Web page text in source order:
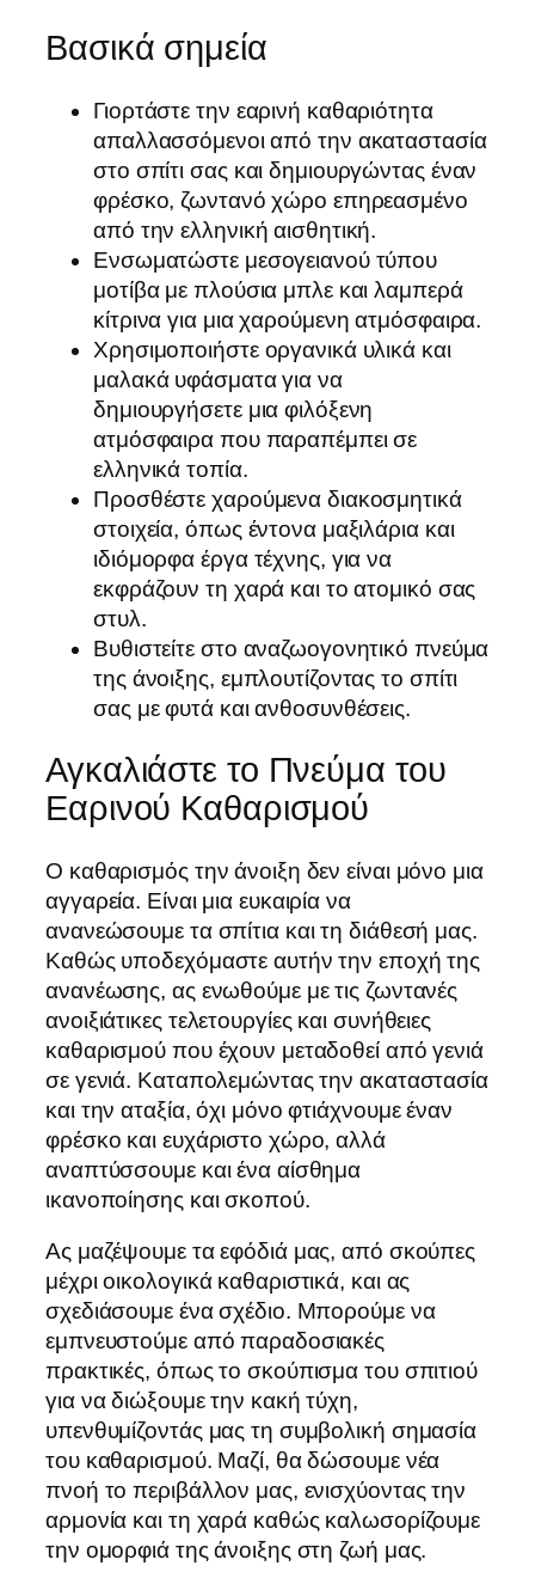
Βασικά σημεία
Γιορτάστε την εαρινή καθαριότητα
απαλλασσόμενοι από την ακαταστασία
στο σπίτι σας και δημιουργώντας έναν
φρέσκο, ζωντανό χώρο επηρεασμένο
από την ελληνική αισθητική.
Ενσωματώστε μεσογειανού τύπου
μοτίβα με πλούσια μπλε και λαμπερά
κίτρινα για μια χαρούμενη ατμόσφαιρα.
Χρησιμοποιήστε οργανικά υλικά και
μαλακά υφάσματα για να
δημιουργήσετε μια φιλόξενη
ατμόσφαιρα που παραπέμπει σε
ελληνικά τοπία.
Προσθέστε χαρούμενα διακοσμητικά
στοιχεία, όπως έντονα μαξιλάρια και
ιδιόμορφα έργα τέχνης, για να
εκφράζουν τη χαρά και το ατομικό σας
στυλ.
Βυθιστείτε στο αναζωογονητικό πνεύμα
της άνοιξης, εμπλουτίζοντας το σπίτι
σας με φυτά και ανθοσυνθέσεις.
Αγκαλιάστε το Πνεύμα του
Εαρινού Καθαρισμού
Ο καθαρισμός την άνοιξη δεν είναι μόνο μια
αγγαρεία. Είναι μια ευκαιρία να
ανανεώσουμε τα σπίτια και τη διάθεσή μας.
Καθώς υποδεχόμαστε αυτήν την εποχή της
ανανέωσης, ας ενωθούμε με τις ζωντανές
ανοιξιάτικες τελετουργίες και συνήθειες
καθαρισμού που έχουν μεταδοθεί από γενιά
σε γενιά. Καταπολεμώντας την ακαταστασία
και την αταξία, όχι μόνο φτιάχνουμε έναν
φρέσκο και ευχάριστο χώρο, αλλά
αναπτύσσουμε και ένα αίσθημα
ικανοποίησης και σκοπού.
Ας μαζέψουμε τα εφόδιά μας, από σκούπες
μέχρι οικολογικά καθαριστικά, και ας
σχεδιάσουμε ένα σχέδιο. Μπορούμε να
εμπνευστούμε από παραδοσιακές
πρακτικές, όπως το σκούπισμα του σπιτιού
για να διώξουμε την κακή τύχη,
υπενθυμίζοντάς μας τη συμβολική σημασία
του καθαρισμού. Μαζί, θα δώσουμε νέα
πνοή το περιβάλλον μας, ενισχύοντας την
αρμονία και τη χαρά καθώς καλωσορίζουμε
την ομορφιά της άνοιξης στη ζωή μας.